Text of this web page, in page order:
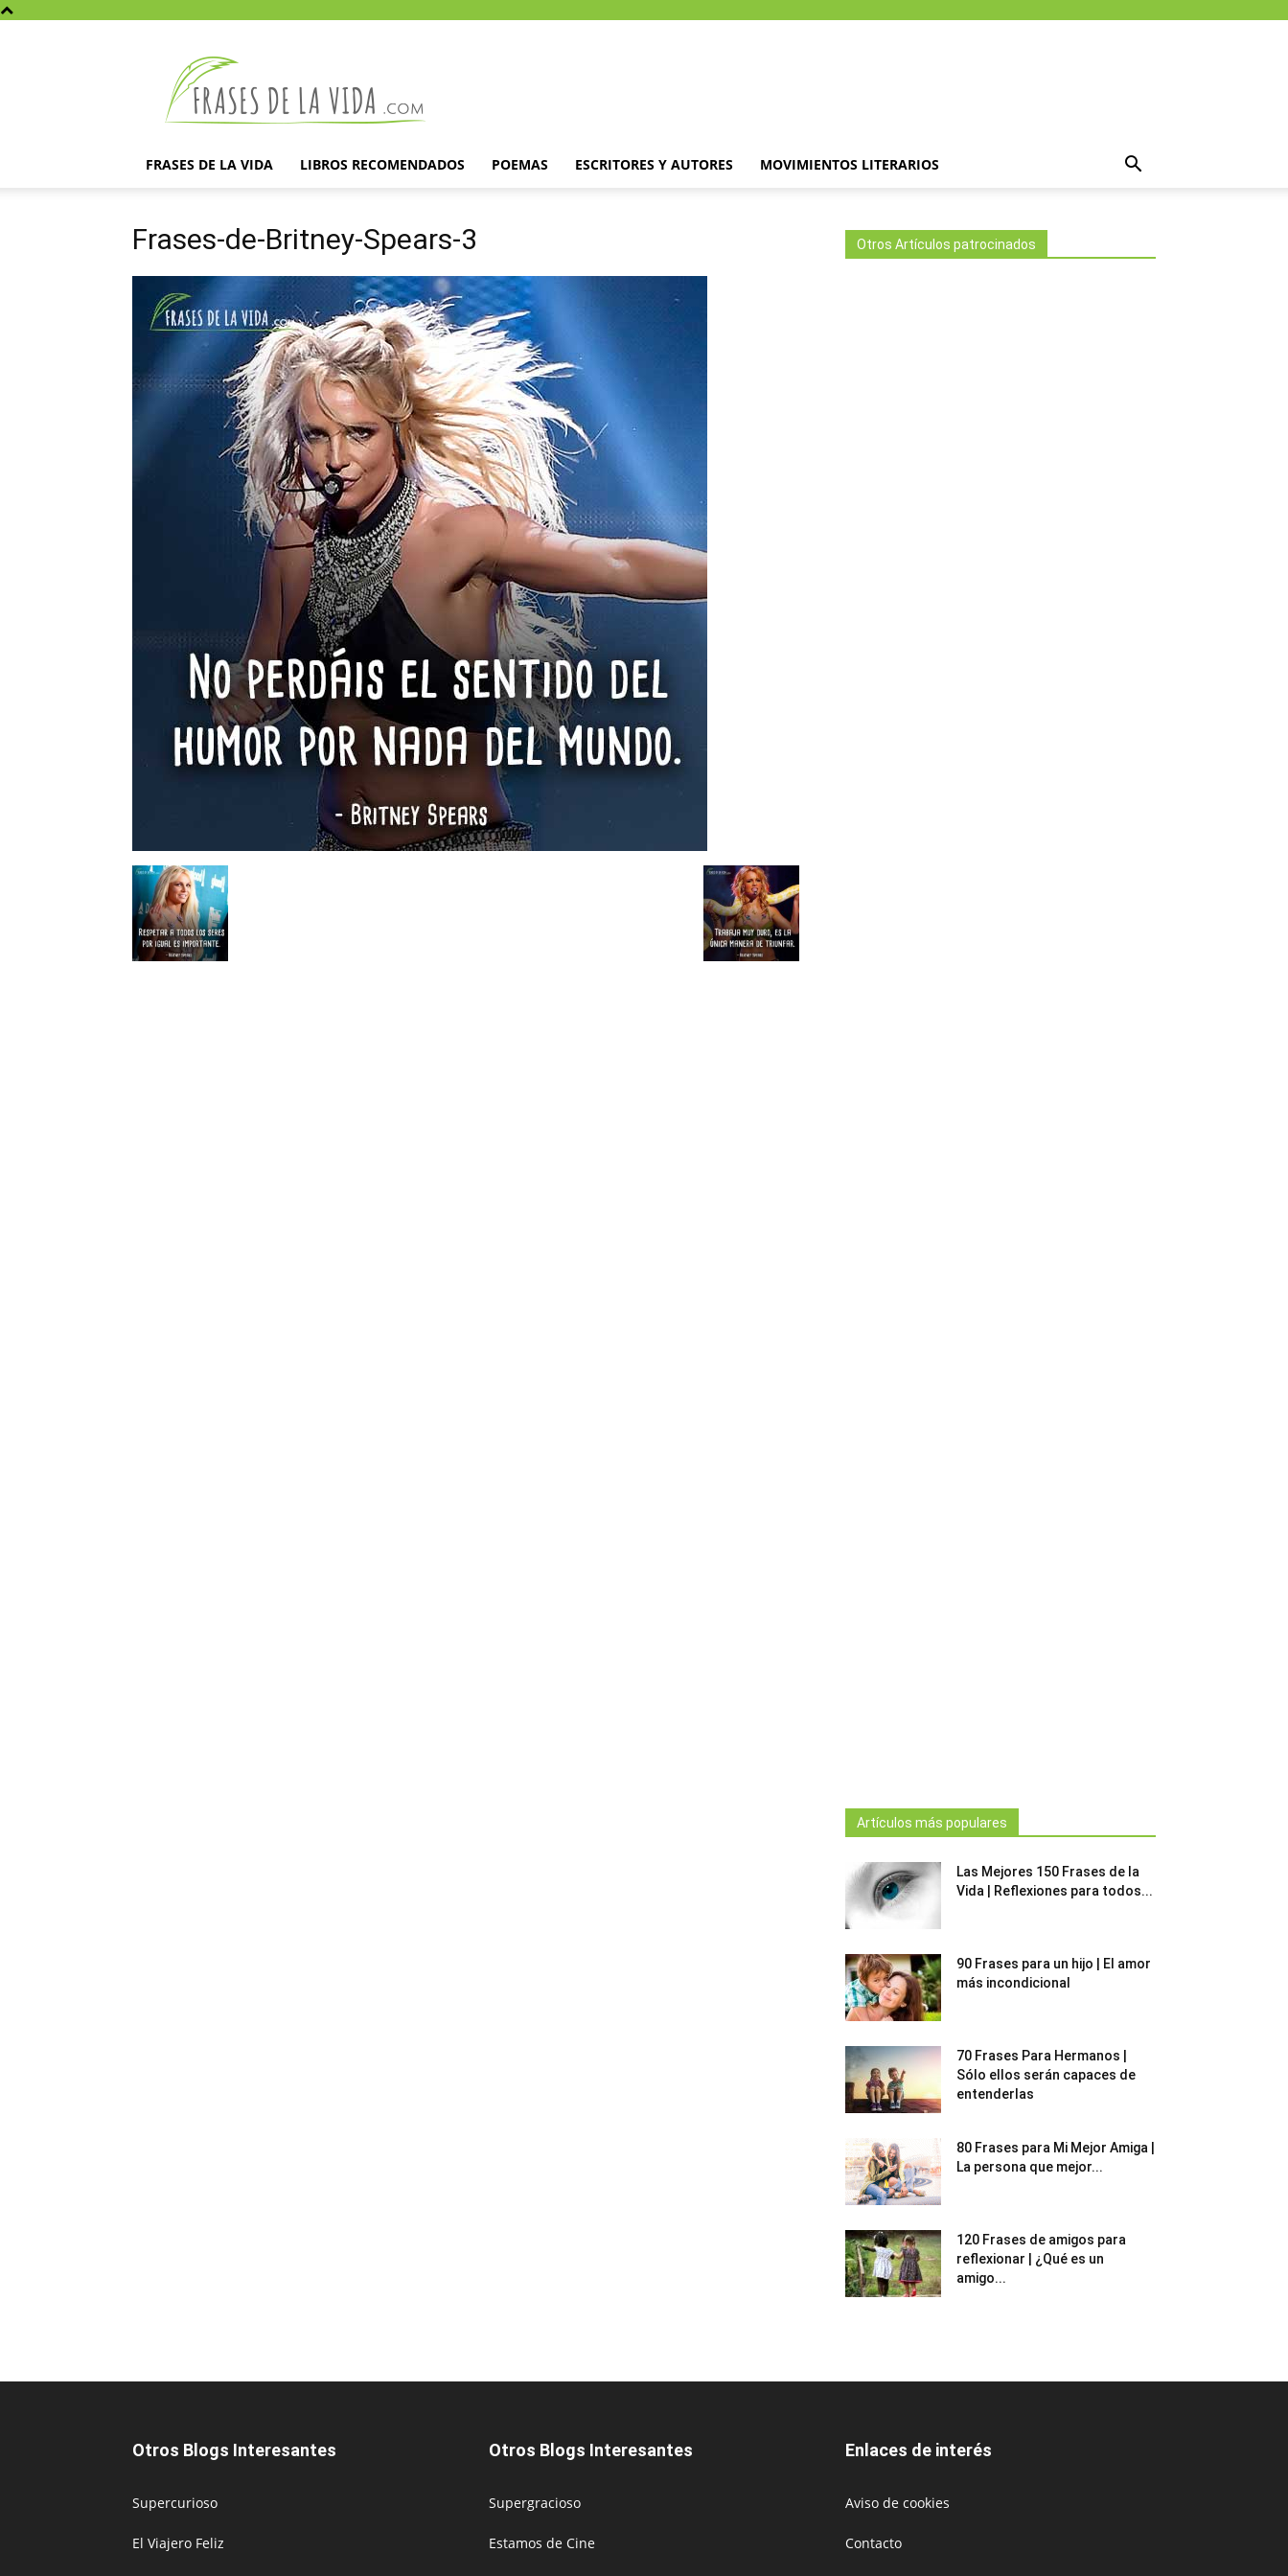
la
vida
FRASES DE LA VIDA LIBROS RECOMENDADOS POEMAS ESCRITORES Y AUTORES MOVIMIENTOS LITERARIOS
Frases-de-Britney-Spears-3 Otros Artículos patrocinados
Artículos más populares
Las Mejores 150 Frases de la
Vida | Reflexiones para todos...
90 Frases para un hijo | El amor
más incondicional
70 Frases Para Hermanos |
Sólo ellos serán capaces de
entenderlas
80 Frases para Mi Mejor Amiga |
La persona que mejor...
120 Frases de amigos para
reflexionar | ¿Qué es un
amigo...
Otros Blogs Interesantes
Supercurioso
El Viajero Feliz
Otros Blogs Interesantes
Supergracioso
Estamos de Cine
Enlaces de interés
Aviso de cookies
Contacto